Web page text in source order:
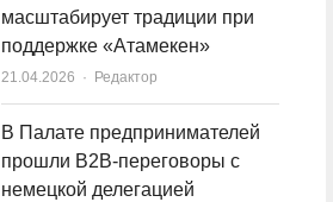
масштабирует традиции при
поддержке «Атамекен»
21.04.2026 Author
Редактор
В Палате предпринимателей
прошли B2B-переговоры с
немецкой делегацией